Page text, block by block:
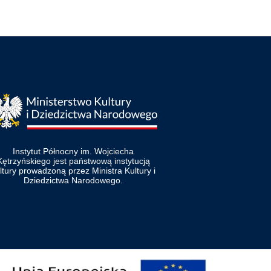
Instytut Północny im. Wojciecha
jest państwową instytucją
prowadzoną przez Ministra Kultury i
Dziedzictwa Narodowego.